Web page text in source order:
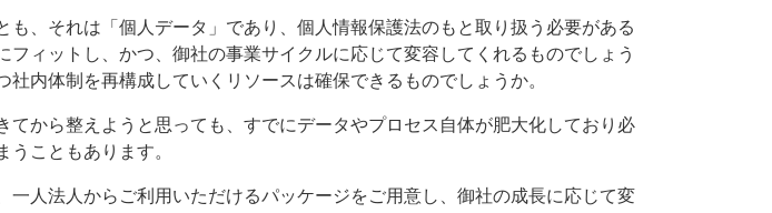
も、それは「個人データ」であり、個人情報保護法のもと取り扱う必要がある
ィットし、かつ、御社の事業サイクルに応じて変容してくれるものでしょう
内体制を再構成していくリソースは確保できるものでしょうか。
から整えようと思っても、すでにデータやプロセス自体が肥大化しており必
こともあります。
人法人からご利用いただけるパッケージをご用意し、御社の成長に応じて変